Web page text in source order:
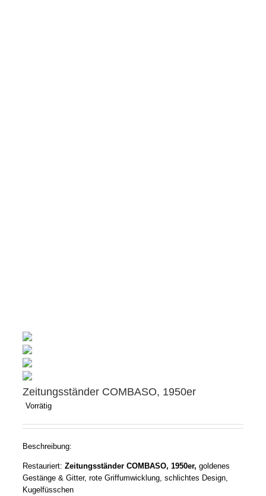
Zeitungsständer COMBASO, 1950er
Vorrätig
Beschreibung:
Restauriert: Zeitungsständer COMBASO, 1950er, goldenes
Gestänge & Gitter, rote Griffumwicklung, schlichtes Design,
Kugelfüsschen